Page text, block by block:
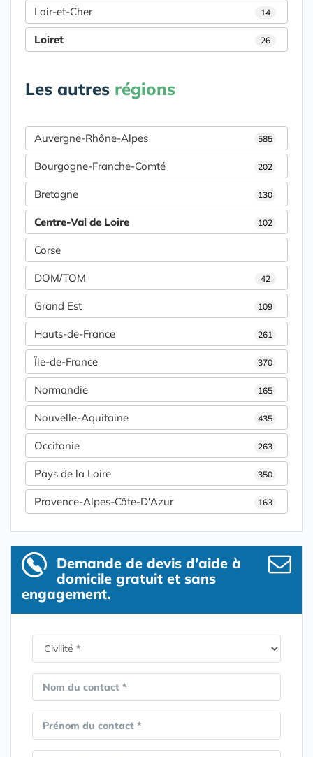
Loir-et-Cher 14
Loiret 26
Les autres régions
Auvergne-Rhône-Alpes 585
Bourgogne-Franche-Comté 202
Bretagne 130
Centre-Val de Loire 102
Corse
DOM/TOM 42
Grand Est 109
Hauts-de-France 261
Île-de-France 370
Normandie 165
Nouvelle-Aquitaine 435
Occitanie 263
Pays de la Loire 350
Provence-Alpes-Côte-D'Azur 163
Demande de devis d’aide à
domicile gratuit et sans
engagement.
Nom du contact *
Prénom du contact *